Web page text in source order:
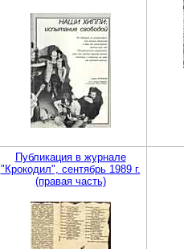
Публикация в журнале
"Крокодил", сентябрь 1989 г.
(правая часть)